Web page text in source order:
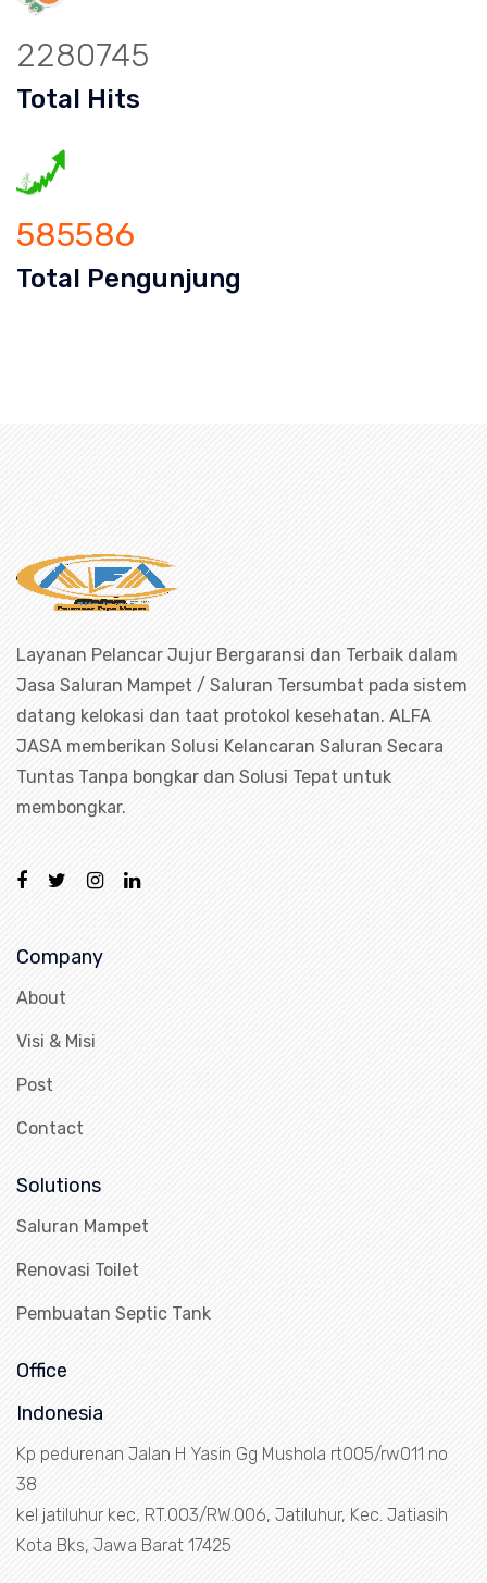
2280745
Total Hits
585586
Total Pengunjung
Layanan Pelancar Jujur Bergaransi dan Terbaik dalam
Jasa Saluran Mampet / Saluran Tersumbat pada sistem
datang kelokasi dan taat protokol kesehatan. ALFA
JASA memberikan Solusi Kelancaran Saluran Secara
Tuntas Tanpa bongkar dan Solusi Tepat untuk
membongkar.
Company
About
Visi & Misi
Post
Contact
Solutions
Saluran Mampet
Renovasi Toilet
Pembuatan Septic Tank
Office
Indonesia
Kp pedurenan Jalan H Yasin Gg Mushola rt005/rw011 no
38
kel jatiluhur kec, RT.003/RW.006, Jatiluhur, Kec. Jatiasih
Kota Bks, Jawa Barat 17425